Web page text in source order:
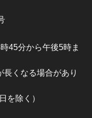
45分から午後5時ま
くなる場合があり
を除く）